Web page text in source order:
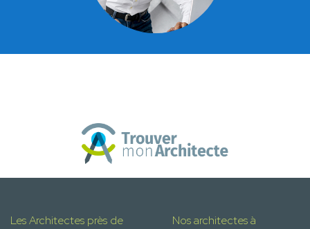
Les Architectes près de
Nos architectes à